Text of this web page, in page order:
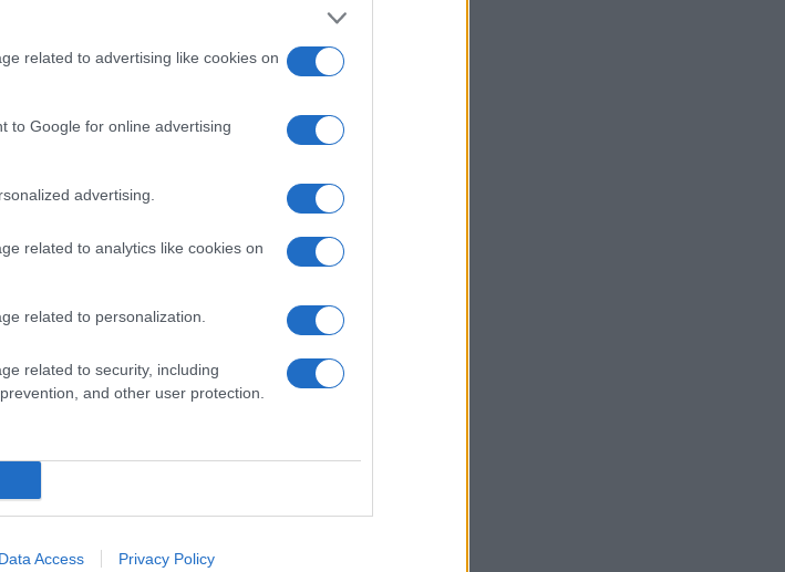
related to advertising like cookies on
to Google for online advertising
advertising.
related to analytics like cookies on
related to personalization.
related to security, including
and other user protection.
Data Access Privacy Policy